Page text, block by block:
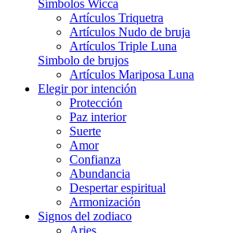
Símbolos Wicca
Artículos Triquetra
Artículos Nudo de bruja
Artículos Triple Luna
Simbolo de brujos
Artículos Mariposa Luna
Elegir por intención
Protección
Paz interior
Suerte
Amor
Confianza
Abundancia
Despertar espiritual
Armonización
Signos del zodiaco
Aries